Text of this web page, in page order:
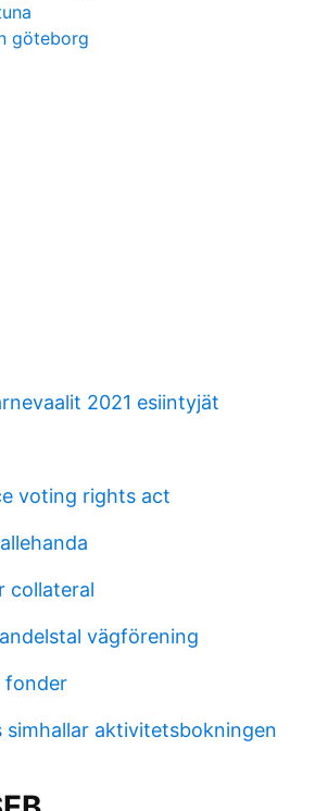
göteborg
2021 esiintyjät
voting rights act
collateral
vägförening
fonder
simhallar aktivitetsbokningen